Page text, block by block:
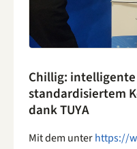
Chillig:
standardisiertem
dank TUYA
Mit dem unterhttps://